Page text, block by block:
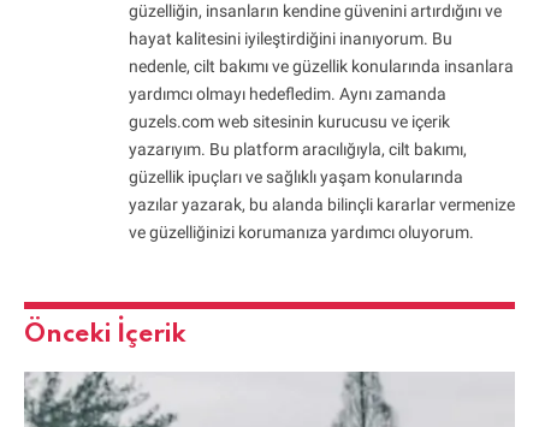
güzelliğin, insanların kendine güvenini artırdığını ve
hayat kalitesini iyileştirdiğini inanıyorum. Bu
nedenle, cilt bakımı ve güzellik konularında insanlara
yardımcı olmayı hedefledim. Aynı zamanda
guzels.com web sitesinin kurucusu ve içerik
yazarıyım. Bu platform aracılığıyla, cilt bakımı,
güzellik ipuçları ve sağlıklı yaşam konularında
yazılar yazarak, bu alanda bilinçli kararlar vermenize
ve güzelliğinizi korumanıza yardımcı oluyorum.
Önceki İçerik